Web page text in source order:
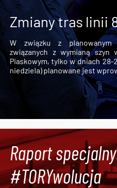
Zmiany tras linii
W związku z planowanym
związanych z wymianą
Piaskowym, tylko w dniach
niedziela) planowane jest
Raport
#TORYwolucja